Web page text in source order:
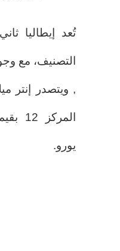
تُعد إيطاليا
, ويتصدر إنتر
يورو.